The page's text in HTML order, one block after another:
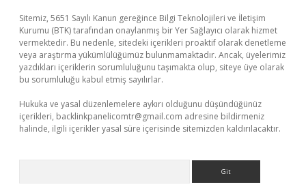
Sitemiz, 5651 Sayılı Kanun gereğince Bilgi Teknolojileri ve İletişim
Kurumu (BTK) tarafından onaylanmış bir Yer Sağlayıcı olarak hizmet
vermektedir. Bu nedenle, sitedeki içerikleri proaktif olarak denetleme
veya araştırma yükümlülüğümüz bulunmamaktadır. Ancak, üyelerimiz
yazdıkları içeriklerin sorumluluğunu taşımakta olup, siteye üye olarak
bu sorumluluğu kabul etmiş sayılırlar.
Hukuka ve yasal düzenlemelere aykırı olduğunu düşündüğünüz
içerikleri, backlinkpanelicomtr@gmail.com adresine bildirmeniz
halinde, ilgili içerikler yasal süre içerisinde sitemizden kaldırılacaktır.